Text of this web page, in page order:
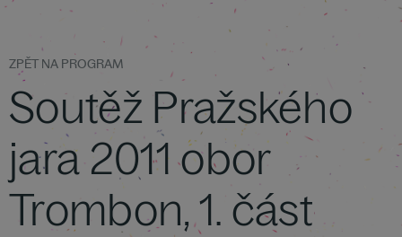
ZPĚT NA PROGRAM
Soutěž Pražského
jara 2011 obor
Trombon, 1. část